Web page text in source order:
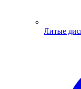
Литые